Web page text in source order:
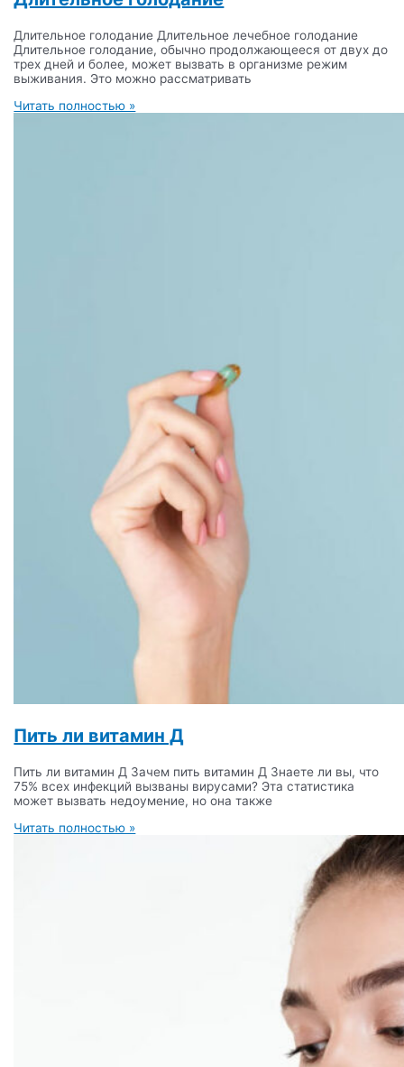
Длительное голодание Длительное лечебное голодание
Длительное голодание, обычно продолжающееся от двух до
трех дней и более, может вызвать в организме режим
выживания. Это можно рассматривать
Читать полностью »
Пить ли витамин Д
Пить ли витамин Д Зачем пить витамин Д Знаете ли вы, что
75% всех инфекций вызваны вирусами? Эта статистика
может вызвать недоумение, но она также
Читать полностью »